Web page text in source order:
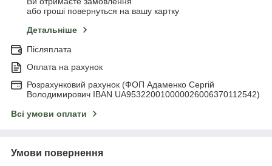
або гроші повернуться на вашу картку
Детальніше
Післяплата
Оплата на рахунок
Розрахунковий рахунок (ФОП Адаменко Сергій
Володимирович IBAN UA953220010000026006370112542)
Всі умови оплати
Умови повернення